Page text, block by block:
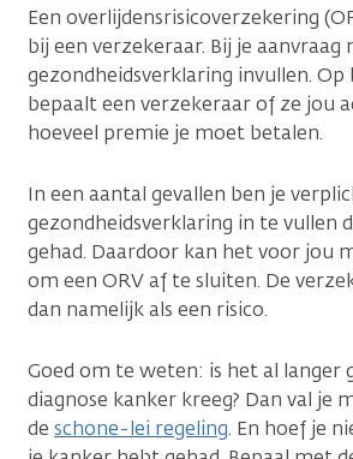
Een overlijdensrisicoverzekering
bij een verzekeraar. Bij je aanvraag
gezondheidsverklaring invullen. Op
bepaalt een verzekeraar of ze jou
hoeveel premie je moet betalen.
In een aantal gevallen ben je
gezondheidsverklaring in te vullen
gehad. Daardoor kan het voor jou
om een ORV af te sluiten. De
dan namelijk als een risico.
Goed om te weten: is het al langer
diagnose kanker kreeg? Dan val je
de schone-lei regeling. En hoef je